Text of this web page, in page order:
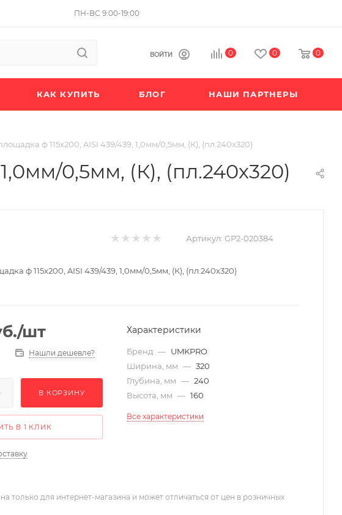
ПН-ВС 9:00-19:00
ВОЙТИ 0 0 0
КАК КУПИТЬ БЛОГ НАШИ ПАРТНЕРЫ
ф 115х200, AISI 439/439, 1,0мм/0,5мм, (К), (пл.240х320)
0,5мм, (К), (пл.240х320)
Артикул: GP2-020384
ф 115х200, AISI 439/439, 1,0мм/0,5мм, (К), (пл.240х320)
/шт
Нашли дешевле?
В КОРЗИНУ
В 1 КЛИК
Характеристики
Бренд — UMKPRO
Ширина, мм — 320
Глубина, мм — 240
Высота, мм — 160
Все характеристики
только для интернет-магазина и может отличаться от цен в розничных